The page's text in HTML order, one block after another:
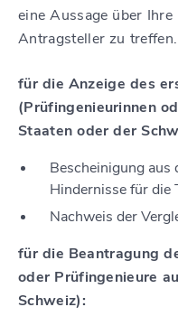
eine Aussage über
Antragsteller zu treffen.
für die Anzeige des
(Prüfingenieurinnen
Staaten oder der
Bescheinigung aus
Hindernisse für die
Nachweis der
für die Beantragung
oder Prüfingenieure
Schweiz):